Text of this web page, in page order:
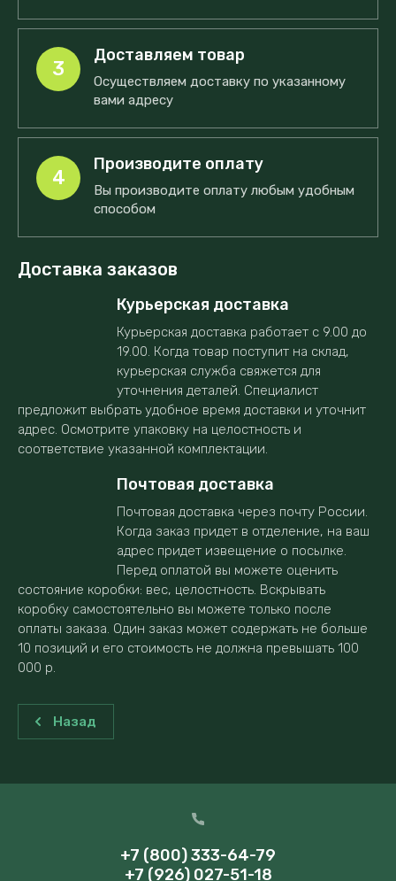
3
Доставляем товар
Осуществляем доставку по указанному
вами адресу
4
Производите оплату
Вы производите оплату любым удобным
способом
Доставка заказов
Курьерская доставка
Курьерская доставка работает с 9.00 до
19.00. Когда товар поступит на склад,
курьерская служба свяжется для
уточнения деталей. Специалист
предложит выбрать удобное время доставки и уточнит
адрес. Осмотрите упаковку на целостность и
соответствие указанной комплектации.
Почтовая доставка
Почтовая доставка через почту России.
Когда заказ придет в отделение, на ваш
адрес придет извещение о посылке.
Перед оплатой вы можете оценить
состояние коробки: вес, целостность. Вскрывать
коробку самостоятельно вы можете только после
оплаты заказа. Один заказ может содержать не больше
10 позиций и его стоимость не должна превышать 100
000 р.
Назад
+7 (800) 333-64-79
+7 (926) 027-51-18